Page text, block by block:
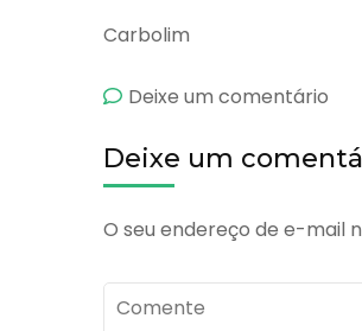
Carbolim
Deixe um comentário
Deixe um
O seu endereço de e-mail
Comente